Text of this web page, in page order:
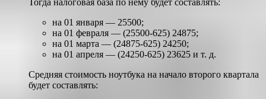
Тогда налоговая база по нему будет составлять:
на 01 января — 25500;
на 01 февраля — (25500-625) 24875;
на 01 марта — (24875-625) 24250;
на 01 апреля — (24250-625) 23625 и т. д.
Средняя стоимость ноутбука на начало второго квартала
будет составлять: